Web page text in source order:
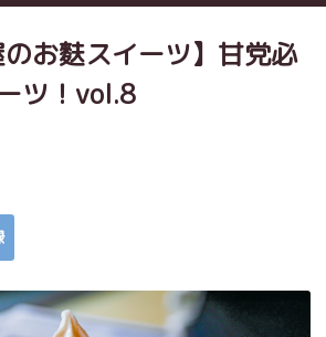
のお麩スイーツ】甘党必
ツ！vol.8